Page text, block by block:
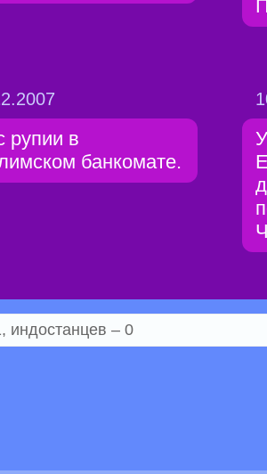
рупии в
банкомате.
индостанцев – 0